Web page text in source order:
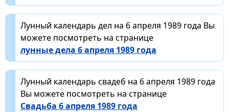
Лунный календарь дел на 6 апреля 1989 года Вы
можете посмотреть на странице
лунные дела 6 апреля 1989 года
Лунный календарь свадеб на 6 апреля 1989 года
Вы можете посмотреть на странице
Свадьба 6 апреля 1989 года